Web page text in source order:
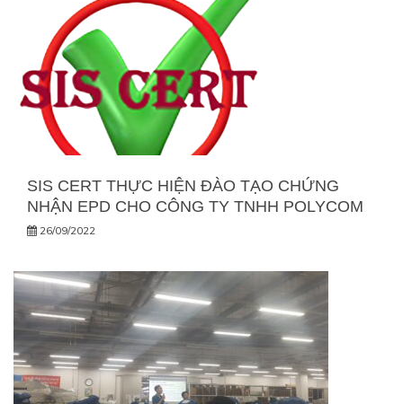
SIS CERT THỰC HIỆN ĐÀO TẠO CHỨNG
NHẬN EPD CHO CÔNG TY TNHH POLYCOM
26/09/2022